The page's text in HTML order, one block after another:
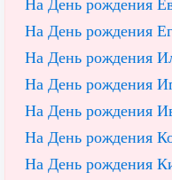
На День рождения
На День рождения
На День рождения
На День рождения
На День рождения
На День рождения
На День рождения